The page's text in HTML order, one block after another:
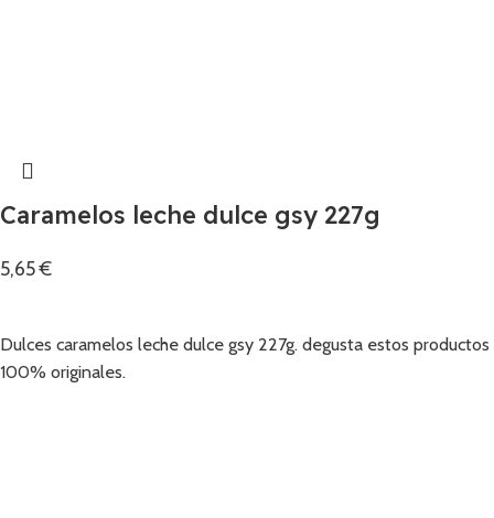
Caramelos leche dulce gsy 227g
5,65€
Dulces caramelos leche dulce gsy 227g. degusta estos productos
100% originales.